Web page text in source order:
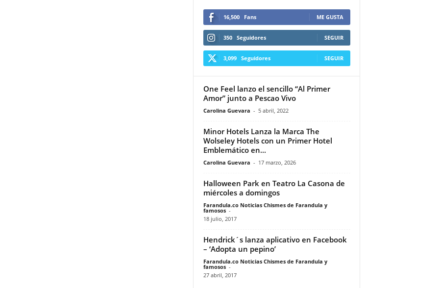
16,500 Fans ME GUSTA
350 Seguidores SEGUIR
3,099 Seguidores SEGUIR
One Feel lanzo el sencillo “Al Primer
Amor” junto a Pescao Vivo
Carolina Guevara - 5 abril, 2022
Minor Hotels Lanza la Marca The
Wolseley Hotels con un Primer Hotel
Emblemático en...
Carolina Guevara - 17 marzo, 2026
Halloween Park en Teatro La Casona de
miércoles a domingos
Farandula.co Noticias Chismes de Farandula y
famosos -
18 julio, 2017
Hendrick´s lanza aplicativo en Facebook
– ‘Adopta un pepino’
Farandula.co Noticias Chismes de Farandula y
famosos -
27 abril, 2017